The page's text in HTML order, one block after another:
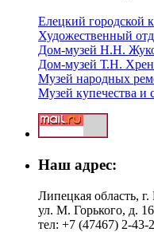
Елецкий городской
Художественный
Дом-музей Н.Н.
Дом-музей Т.Н.
Музей народных
Музей купечества и
Наш адрес:
Липецкая область, г.
ул. М. Горького, д. 16
тел: +7 (47467) 2-43-